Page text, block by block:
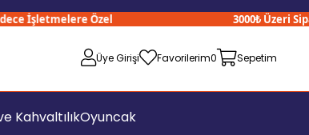
İşletmelere Özel 3000₺ Üzeri
Üye Girişi Favorilerim0 Sepetim
KahvaltılıkOyuncak